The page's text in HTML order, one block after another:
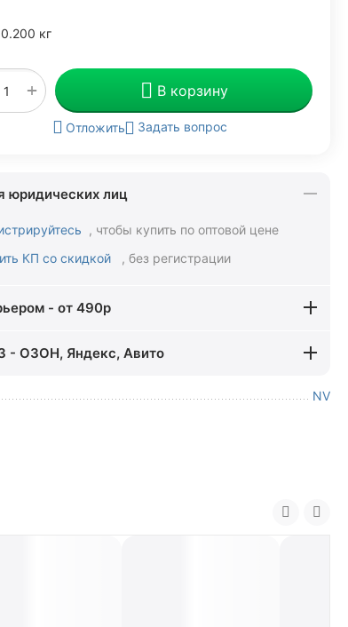
0.200 кг
+ В корзину
Отложить Задать вопрос
юридических лиц
, чтобы купить по оптовой цене
КП со скидкой
, без регистрации
- от 490р
- ОЗОН, Яндекс, Авито
NV